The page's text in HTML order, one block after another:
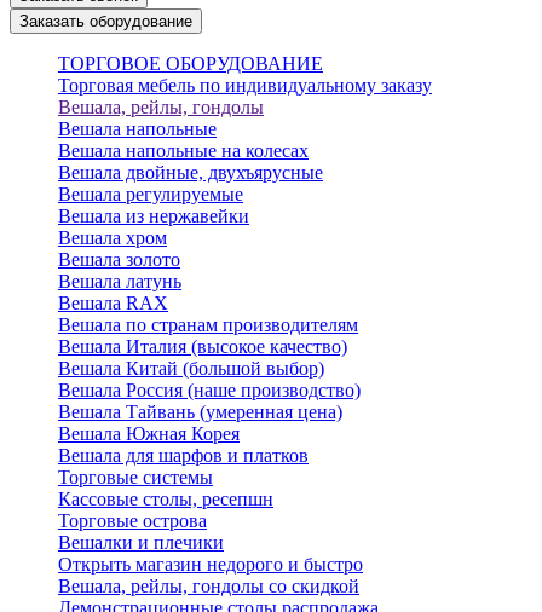
Заказать оборудование
ТОРГОВОЕ ОБОРУДОВАНИЕ
Торговая мебель по индивидуальному заказу
Вешала, рейлы, гондолы
Вешала напольные
Вешала напольные на колесах
Вешала двойные, двухъярусные
Вешала регулируемые
Вешала из нержавейки
Вешала хром
Вешала золото
Вешала латунь
Вешала RAX
Вешала по странам производителям
Вешала Италия (высокое качество)
Вешала Китай (большой выбор)
Вешала Россия (наше производство)
Вешала Тайвань (умеренная цена)
Вешала Южная Корея
Вешала для шарфов и платков
Торговые системы
Кассовые столы, ресепшн
Торговые острова
Вешалки и плечики
Открыть магазин недорого и быстро
Вешала, рейлы, гондолы со скидкой
Демонстрационные столы распродажа